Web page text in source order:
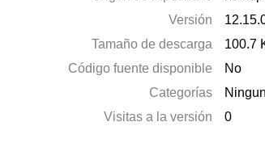
Versión
Tamaño de descarga
100.7
Código fuente disponible
No
Categorías
Visitas a la versión
0